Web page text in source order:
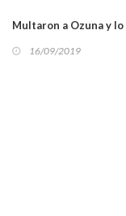
Multaron a Ozuna y
16/09/2019